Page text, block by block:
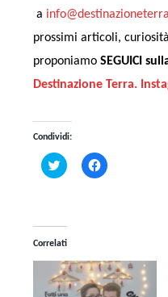
a
prossimi articoli,
proponiamo SEGUICI
Destinazione Terra.
Condividi:
Fai
clic
Twitter
(Si
apre
in
una
nuova
finestra)
Fai
clic
una
nuova
finestra)
Correlati